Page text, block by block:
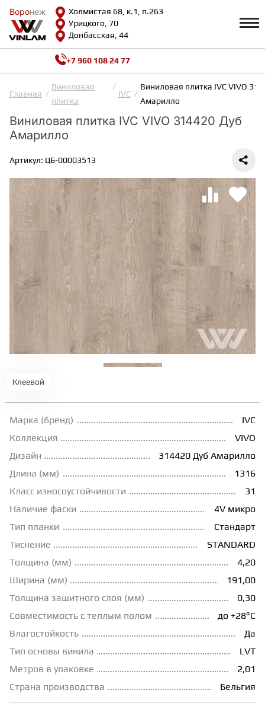
Воронеж
Холмистая 68, к.1, п.263
Урицкого, 70
Донбасская, 44
Воронеж
КАТАЛОГ Профиль
Возврат и гарантии
Сотрудничество
Видеообзоры
Как выбрать
Калькулятор
О нас
Контакты
ВИНИЛОВАЯ ПЛИТКА
ЛАМИНАТ
ИНЖЕНЕРНАЯ ДОСКА
ПАРКЕТНАЯ ДОСКА
ТЕРРАСНАЯ ДОСКА
КОВРОВАЯ ПЛИТКА
МОДУЛЬНЫЕ ПВХ
КЛЕЙ
НАЛИВНОЙ ПОЛ
ТЕПЛЫЙ ПОЛ
ТЕРМОПАРКЕТ
ЭКОМАССИВ
+7 960 108 24 77
Главная
Виниловая
плитка
IVC
Виниловая плитка IVC VIVO
Амарилло
Виниловая плитка IVC VIVO 314420 Дуб
Амарилло
Артикул: ЦБ-00003513
Клеевой
Марка (бренд)
IVC
Коллекция
VIVO
Дизайн
314420 Дуб Амарилло
Длина (мм)
1316
Класс износоустойчивости
31
Наличие фаски
4V микро
Тип планки
Стандарт
Тиснение
STANDARD
Толщина (мм)
4,20
Ширина (мм)
191,00
Толщина зашитного слоя (мм)
0,30
Совместимость с теплым полом
до +28°С
Влагостойкость
Да
Тип основы винила
LVT
Метров в упаковке
2,01
Страна производства
Бельгия